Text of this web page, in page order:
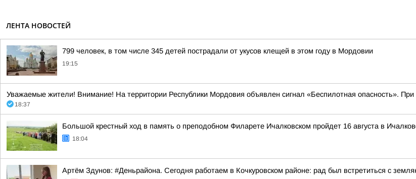
ЛЕНТА НОВОСТЕЙ
799 человек, в том числе 345 детей пострадали от укусов клещей в этом году в Мордовии
19:15
Уважаемые жители! Внимание! На территории Республики Мордовия объявлен сигнал «Беспилотная опасность». При
18:37
Большой крестный ход в память о преподобном Филарете Ичалковском пройдет 16 августа в
18:04
Артём Здунов: #Деньрайона. Сегодня работаем в Кочкуровском районе: рад был встретиться с